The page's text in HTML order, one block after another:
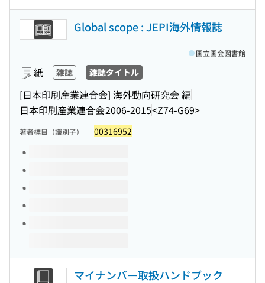
Global scope : JEPI海外情報誌
紙 雑誌 雑誌タイトル
[日本印刷産業連合会] 海外動向研究会 編
日本印刷産業連合会2006-2015<Z74-G69>
国立国会図書館
著者標目（識別子） 00316952
このタイトルの巻号
マイナンバー取扱ハンドブック